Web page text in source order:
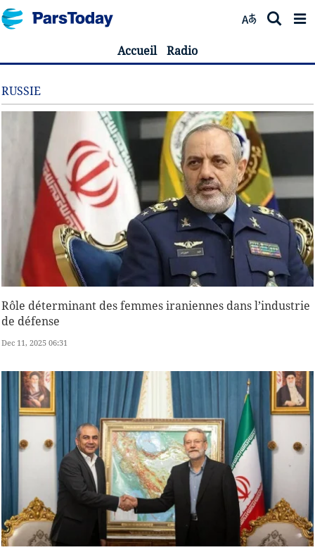
Accueil Radio
RUSSIE
Rôle déterminant des femmes iraniennes dans l’industrie
de défense
Dec 11, 2025 06:31